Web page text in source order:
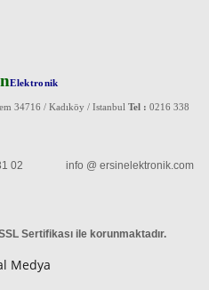
Elektronik
34716 / Kadıköy / Istanbul Tel : 0216 338
31 02 info @ ersinelektronik.com
Sertifikası ile korunmaktadır.
Medya